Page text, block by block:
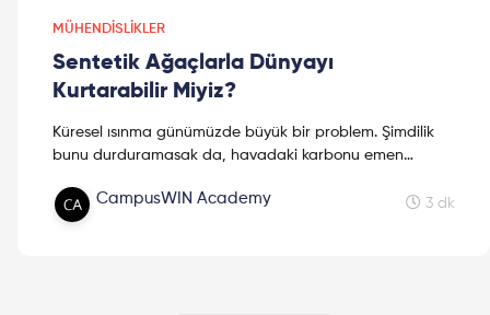
MÜHENDISLIKLER
Sentetik Ağaçlarla Dünyayı
Kurtarabilir Miyiz?
Küresel ısınma günümüzde büyük bir problem. Şimdilik
bunu durduramasak da, havadaki karbonu emen
sağlayabiliriz!
CampusWIN Academy 3 dk